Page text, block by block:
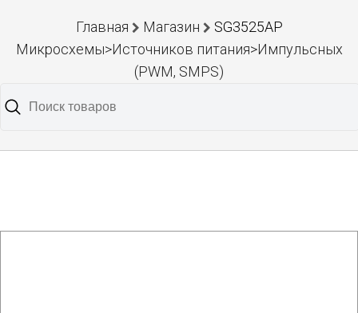
Главная Магазин
SG3525AP
Микросхемы>Источников питания>Импульсных
(PWM, SMPS)